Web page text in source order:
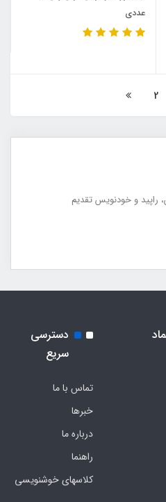
عددی
2
راپید و خودنویس تقدیم
دسترسی
سریع
تماس با ما
خبرها
درباره ما
راهنما
کلاسهای خوشنویسی